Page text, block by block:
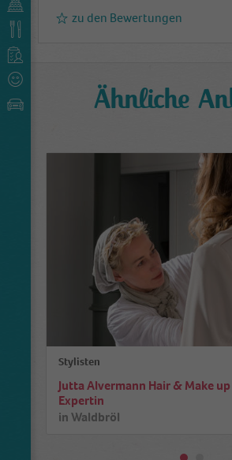
zu den Bewertungen
Ähnliche
Stylisten
Jutta Alvermann Hair & Make
Expertin
inWaldbröl